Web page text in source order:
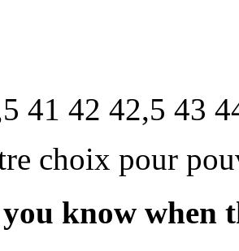
41 42 42,5 43
choix pour
know when